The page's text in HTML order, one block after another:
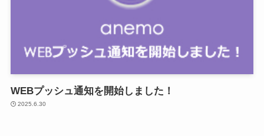
WEBプッシュ通知を開始しました！
2025.6.30